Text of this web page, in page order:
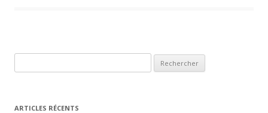
ARTICLES RÉCENTS